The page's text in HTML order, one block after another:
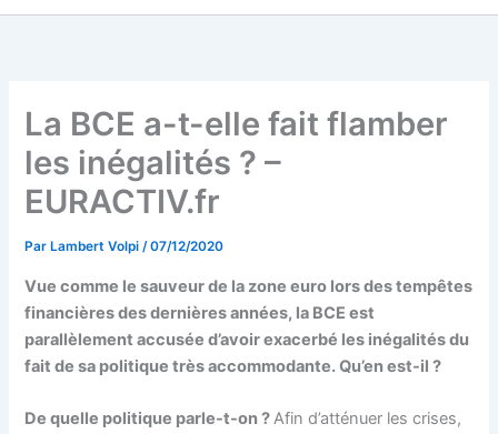
La BCE a-t-elle fait flamber
les inégalités ? –
EURACTIV.fr
Par Lambert Volpi/07/12/2020
Vue comme le sauveur de la zone euro lors des tempêtes
financières des dernières années, la BCE est
parallèlement accusée d’avoir exacerbé les inégalités du
fait de sa politique très accommodante. Qu’en est-il ?
De quelle politique parle-t-on ?Afin d’atténuer les crises,